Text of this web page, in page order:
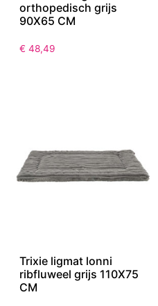
orthopedisch grijs
90X65 CM
€ 48,49
Trixie ligmat lonni
ribfluweel grijs 110X75
CM